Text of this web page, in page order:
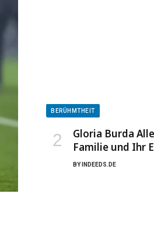
BERÜHMTHEIT
Gloria Burda
Familie und Ihr
BY INDEEDS.DE